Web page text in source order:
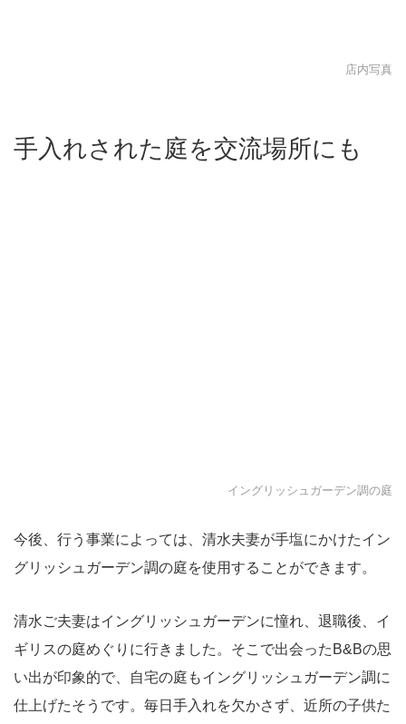
店内写真
手入れされた庭を交流場所にも
イングリッシュガーデン調の庭
今後、行う事業によっては、清水夫妻が手塩にかけたイン
グリッシュガーデン調の庭を使用することができます。
清水ご夫妻はイングリッシュガーデンに憧れ、退職後、イ
ギリスの庭めぐりに行きました。そこで出会ったB&Bの思
い出が印象的で、自宅の庭もイングリッシュガーデン調に
仕上げたそうです。毎日手入れを欠かさず、近所の子供た